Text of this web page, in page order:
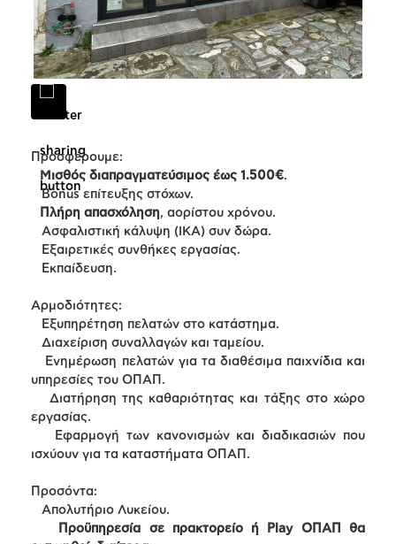
Προσφέρουμε:
Μισθός διαπραγματεύσιμος έως 1.500€.
Bonus επίτευξης στόχων.
Πλήρη απασχόληση, αορίστου χρόνου.
Ασφαλιστική κάλυψη (ΙΚΑ) συν δώρα.
Εξαιρετικές συνθήκες εργασίας.
Εκπαίδευση.
Αρμοδιότητες:
Εξυπηρέτηση πελατών στο κατάστημα.
Διαχείριση συναλλαγών και ταμείου.
Ενημέρωση πελατών για τα διαθέσιμα παιχνίδια και
υπηρεσίες του ΟΠΑΠ.
Διατήρηση της καθαριότητας και τάξης στο χώρο
εργασίας.
Εφαρμογή των κανονισμών και διαδικασιών που
ισχύουν για τα καταστήματα ΟΠΑΠ.
Προσόντα:
Απολυτήριο Λυκείου.
Προϋπηρεσία σε πρακτορείο ή Play ΟΠΑΠ θα